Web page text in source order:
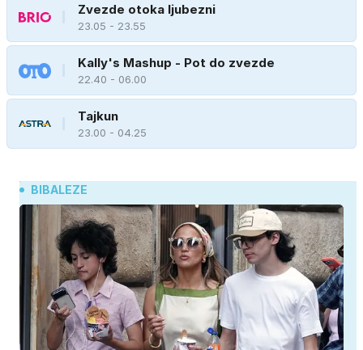
Zvezde otoka ljubezni
23.05 - 23.55
Kally's Mashup - Pot do zvezde
22.40 - 06.00
Tajkun
23.00 - 04.25
BIBALEZE